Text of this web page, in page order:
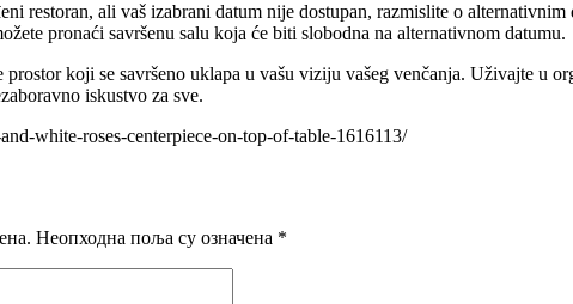
restoran, ali vaš izabrani datum nije dostupan, razmislite o
pronaći savršenu salu koja će biti slobodna na alternativnom datumu.
koji se savršeno uklapa u vašu viziju vašeg venčanja. Uživajte u
iskustvo za sve.
white-roses-centerpiece-on-top-of-table-1616113/
Неопходна поља су означена *